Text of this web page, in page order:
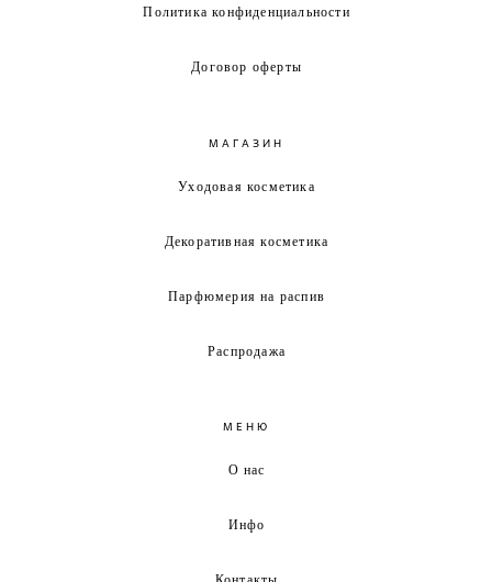
Политика конфиденциальности
Договор оферты
МАГАЗИН
Уходовая косметика
Декоративная косметика
Парфюмерия на распив
Распродажа
МЕНЮ
О нас
Инфо